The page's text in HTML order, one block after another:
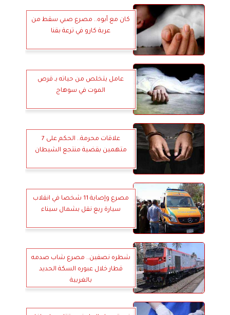
كان مع أبوه.. مصرع صبي سقط من
عربة كارو في ترعة بقنا
عامل يتخلص من حياته بـ قرص
الموت في سوهاج
علاقات محرمة.. الحكم على 7
متهمين بقضية منتجع الشيطان
مصرع وإصابة 11 شخصا في انقلاب
سيارة ربع نقل بشمال سيناء
شطره نصفين.. مصرع شاب صدمه
قطار خلال عبوره السكة الحديد
بالغربية